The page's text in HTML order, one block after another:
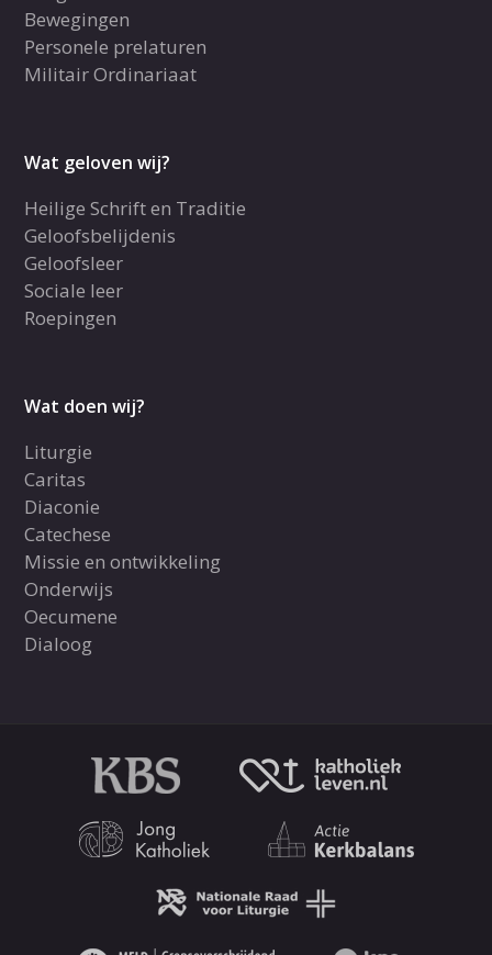
Bewegingen
Personele prelaturen
Militair Ordinariaat
Wat geloven wij?
Heilige Schrift en Traditie
Geloofsbelijdenis
Geloofsleer
Sociale leer
Roepingen
Wat doen wij?
Liturgie
Caritas
Diaconie
Catechese
Missie en ontwikkeling
Onderwijs
Oecumene
Dialoog